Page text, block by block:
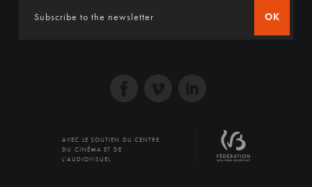
OK
AVEC LE SOUTIEN DU CENTRE
DU CINÉMA ET DE
L'AUDIOVISUEL